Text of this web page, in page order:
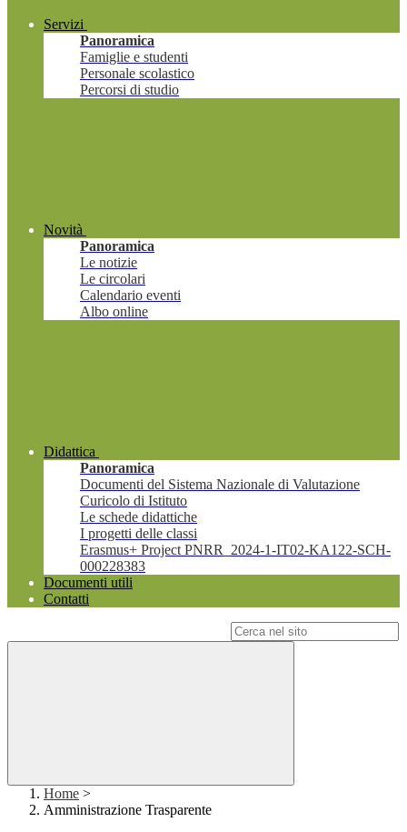
Servizi
Panoramica
Famiglie e studenti
Personale scolastico
Percorsi di studio
Novità
Panoramica
Le notizie
Le circolari
Calendario eventi
Albo online
Didattica
Panoramica
Documenti del Sistema Nazionale di Valutazione
Curicolo di Istituto
Le schede didattiche
I progetti delle classi
Erasmus+ Project PNRR_2024-1-IT02-KA122-SCH-
000228383
Documenti utili
Contatti
Home >
Amministrazione Trasparente